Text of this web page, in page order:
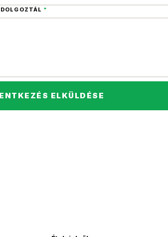
*
ELKÜLDÉSE